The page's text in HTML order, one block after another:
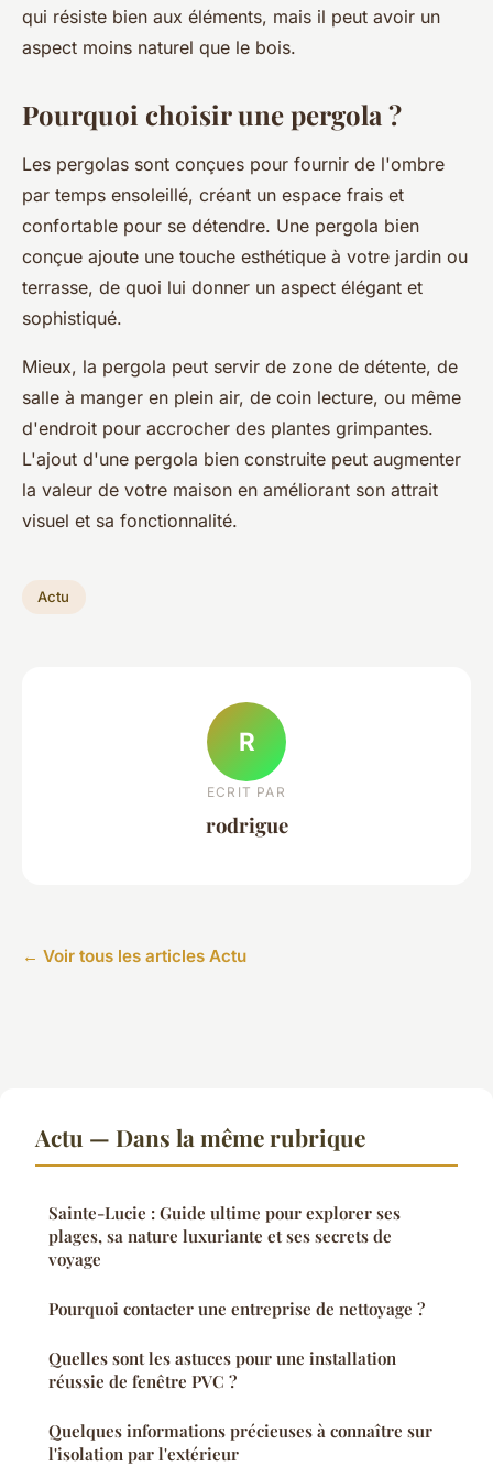
qui résiste bien aux éléments, mais il peut avoir un
aspect moins naturel que le bois.
Pourquoi choisir une pergola ?
Les pergolas sont conçues pour fournir de l'ombre
par temps ensoleillé, créant un espace frais et
confortable pour se détendre. Une pergola bien
conçue ajoute une touche esthétique à votre jardin ou
terrasse, de quoi lui donner un aspect élégant et
sophistiqué.
Mieux, la pergola peut servir de zone de détente, de
salle à manger en plein air, de coin lecture, ou même
d'endroit pour accrocher des plantes grimpantes.
L'ajout d'une pergola bien construite peut augmenter
la valeur de votre maison en améliorant son attrait
visuel et sa fonctionnalité.
Actu
R
ECRIT PAR
rodrigue
← Voir tous les articles Actu
Actu — Dans la même rubrique
Sainte-Lucie : Guide ultime pour explorer ses
plages, sa nature luxuriante et ses secrets de
voyage
Pourquoi contacter une entreprise de nettoyage ?
Quelles sont les astuces pour une installation
réussie de fenêtre PVC ?
Quelques informations précieuses à connaître sur
l'isolation par l'extérieur